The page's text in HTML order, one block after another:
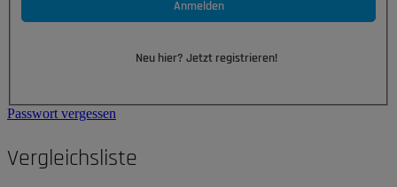
Anmelden
Neu hier? Jetzt registrieren!
Passwort vergessen
Vergleichsliste